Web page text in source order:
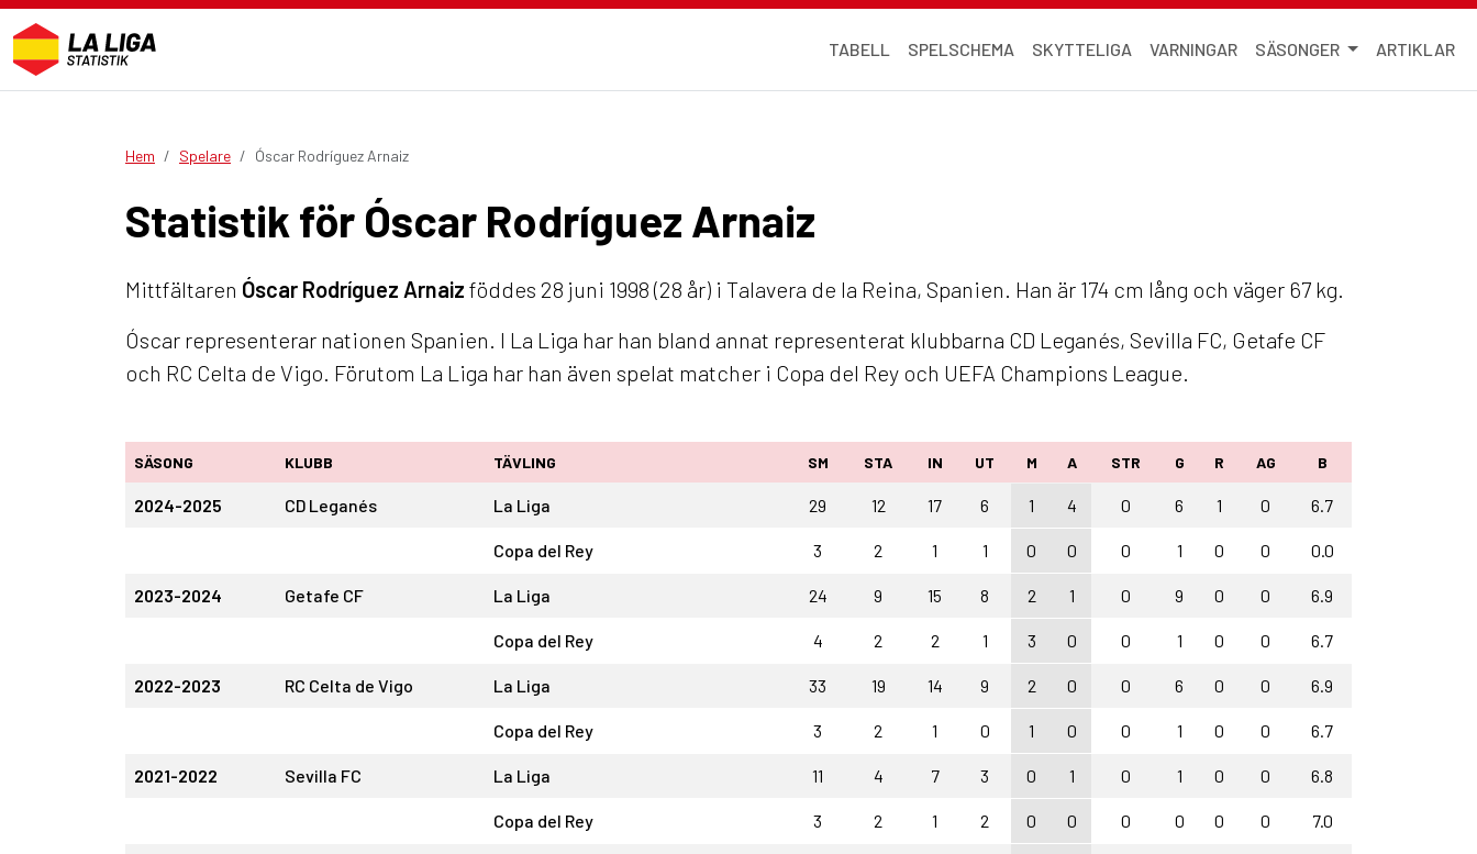
TABELL SPELSCHEMA SKYTTELIGA VARNINGAR SÄSONGER ARTIKLAR
Hem Spelare Óscar Rodríguez Arnaiz
Statistik för Óscar Rodríguez Arnaiz
Mittfältaren Óscar Rodríguez Arnaiz föddes 28 juni 1998 (28 år) i Talavera de la Reina, Spanien. Han är 174 cm lång och väger 67 kg.
Óscar representerar nationen Spanien. I La Liga har han bland annat representerat klubbarna CD Leganés, Sevilla FC, Getafe CF
och RC Celta de Vigo. Förutom La Liga har han även spelat matcher i Copa del Rey och UEFA Champions League.
SÄSONG KLUBB TÄVLING SM STA IN UT M A STR G R AG B
2024-2025 CD Leganés La Liga 29 12 17 6 1 4 0 6 1 0 6.7
Copa del Rey 3 2 1 1 0 0 0 1 0 0 0.0
2023-2024 Getafe CF La Liga 24 9 15 8 2 1 0 9 0 0 6.9
Copa del Rey 4 2 2 1 3 0 0 1 0 0 6.7
2022-2023 RC Celta de Vigo La Liga 33 19 14 9 2 0 0 6 0 0 6.9
Copa del Rey 3 2 1 0 1 0 0 1 0 0 6.7
2021-2022 Sevilla FC La Liga 11 4 7 3 0 1 0 1 0 0 6.8
Copa del Rey 3 2 1 2 0 0 0 0 0 0 7.0